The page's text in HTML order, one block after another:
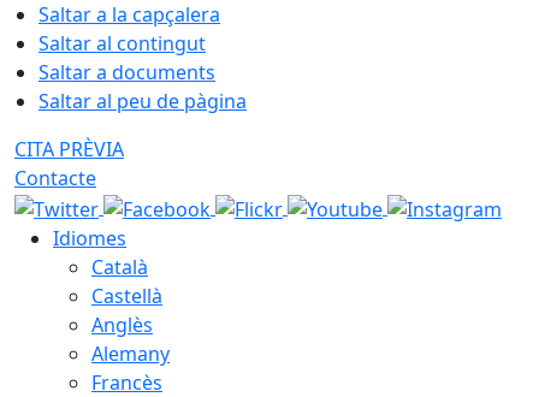
Saltar a la capçalera
Saltar al contingut
Saltar a documents
Saltar al peu de pàgina
CITA PRÈVIA
Contacte
Idiomes
Català
Castellà
Anglès
Alemany
Francès